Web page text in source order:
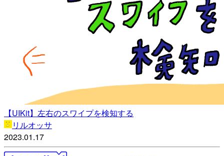
【UIKit】左右のスワイプを検知する
リルオッサ
2023.01.17